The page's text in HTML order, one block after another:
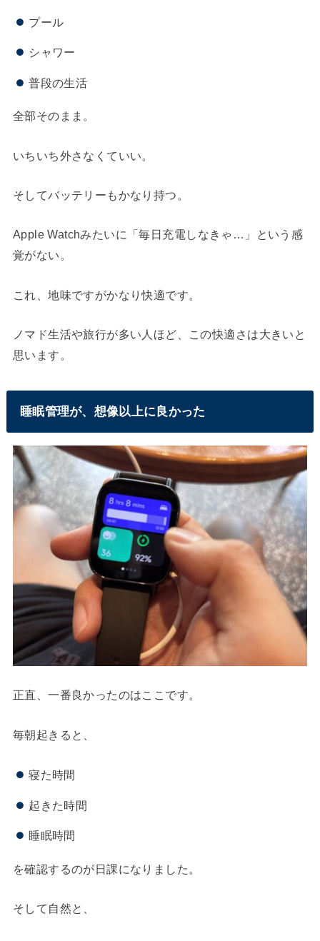
プール
シャワー
普段の生活
全部そのまま。
いちいち外さなくていい。
そしてバッテリーもかなり持つ。
Apple Watchみたいに「毎日充電しなきゃ…」という感
覚がない。
これ、地味ですがかなり快適です。
ノマド生活や旅行が多い人ほど、この快適さは大きいと
思います。
睡眠管理が、想像以上に良かった
正直、一番良かったのはここです。
毎朝起きると、
寝た時間
起きた時間
睡眠時間
を確認するのが日課になりました。
そして自然と、